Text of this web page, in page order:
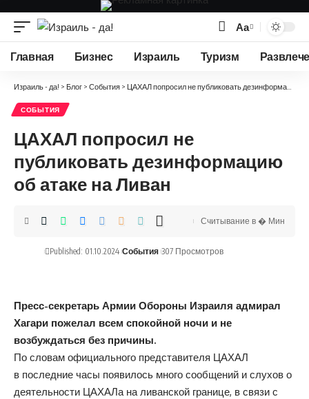
Изменение
размера
Аа
Главная Бизнес Израиль Туризм
Израиль - да! > Блог > События > ЦАХАЛ попросил не публиковать дезинформацию об атаке на Ливан
СОБЫТИЯ
ЦАХАЛ попросил не
публиковать дезинформацию
об атаке на Ливан
Published: 01.10.2024 События 307 Просмотров
Считывание в � Мин
Пресс-секретарь Армии Обороны Израиля адмирал
Хагари пожелал всем спокойной ночи и не
возбуждаться без причины.
По словам официального представителя ЦАХАЛ
в последние часы появилось много сообщений и слухов о
деятельности ЦАХАЛа на ливанской границе, в связи с